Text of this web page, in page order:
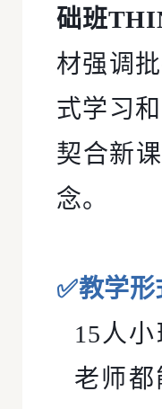
础班
材强调
式学习
契合新
念。
✅教学形
15人
老师